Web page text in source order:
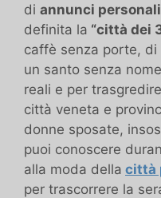
di annunci personali
definita la “città dei
caffè senza porte,
un santo senza
reali e per
città veneta e
donne sposate,
puoi conoscere
alla moda della città
per trascorrere la